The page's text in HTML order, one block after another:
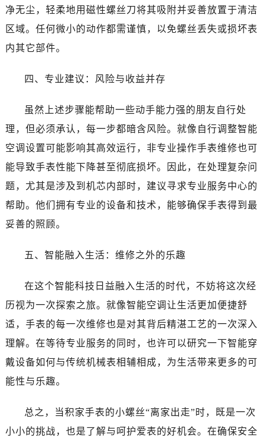
净无尘，轻柔地用磁性螺丝刀将其吸附并妥善放置于清洁
区域。任何微小的动作都需谨慎，以免螺丝丢失或损坏表
内其它部件。
四、专业建议：风险与收益并存
虽然上述步骤能帮助一些动手能力强的朋友自行处
理，但必须承认，每一步都暗含风险。就像自行调整智能
空调设置可能影响其高效运行，非专业操作手表维修也可
能导致手表性能下降甚至彻底损坏。因此，在处理复杂问
题，尤其是涉及到机芯内部时，建议寻求专业服务中心的
帮助。他们拥有专业的设备和技术，能够确保手表得到最
妥善的照顾。
五、智能融入生活：维修之外的乐趣
在这个智能科技日益融入生活的时代，不妨将这次经
历视为一次探索之旅。就像智能空调让生活更加便捷舒
适，手表的每一次维修也是对其背后精湛工艺的一次深入
理解。在等待专业服务的同时，也许可以研究一下智能穿
戴设备如何与传统机械表相辅相成，为生活带来更多的可
能性与乐趣。
总之，当积家手表的小螺丝“离家出走”时，既是一次
小小的挑战，也是了解与呵护爱表的好机会。在确保安全